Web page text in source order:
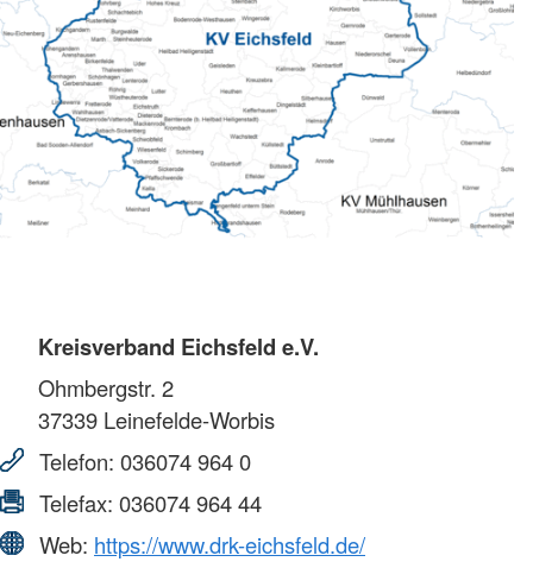
Kreisverband Eichsfeld e.V.
Ohmbergstr. 2
37339 Leinefelde-Worbis
Telefon: 036074 964 0
Telefax: 036074 964 44
Web: https://www.drk-eichsfeld.de/